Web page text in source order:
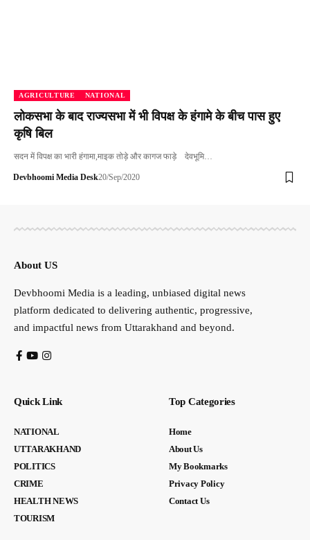
AGRICULTURE NATIONAL
लोकसभा के बाद राज्यसभा में भी विपक्ष के हंगामे के बीच पास हुए
कृषि बिल
सदन में विपक्ष का भारी हंगामा,माइक तोड़े और कागज फाड़े देवभूमि…
Devbhoomi Media Desk20/Sep/2020
About US
Devbhoomi Media is a leading, unbiased digital news
platform dedicated to delivering authentic, progressive,
and impactful news from Uttarakhand and beyond.
Quick Link
NATIONAL
UTTARAKHAND
POLITICS
CRIME
HEALTH NEWS
TOURISM
Top Categories
Home
About Us
My Bookmarks
Privacy Policy
Contact Us